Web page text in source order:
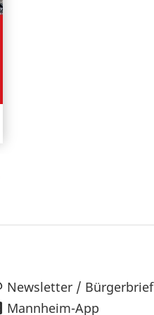
Newsletter / Bürgerbrief
Mannheim-App